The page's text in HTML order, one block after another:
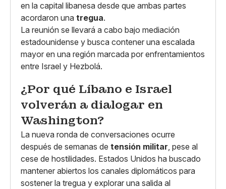
en la capital libanesa desde que ambas partes
acordaron una tregua.
La reunión se llevará a cabo bajo mediación
estadounidense y busca contener una escalada
mayor en una región marcada por enfrentamientos
entre Israel y Hezbolá.
¿Por qué Líbano e Israel
volverán a dialogar en
Washington?
La nueva ronda de conversaciones ocurre
después de semanas de tensión militar , pese al
cese de hostilidades. Estados Unidos ha buscado
mantener abiertos los canales diplomáticos para
sostener la tregua y explorar una salida al